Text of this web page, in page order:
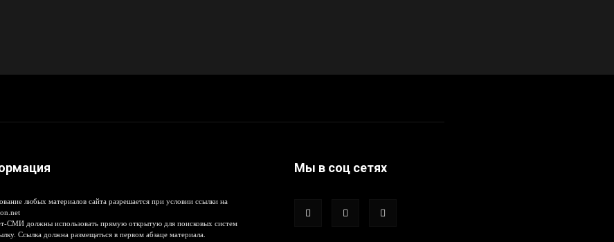
любых материалов сайта разрешается при условии ссылки на
СМИ должны использовать прямую открытую для поисковых систем
Ссылка должна размещаться в первом абзаце материала.
Мы в соц сетях